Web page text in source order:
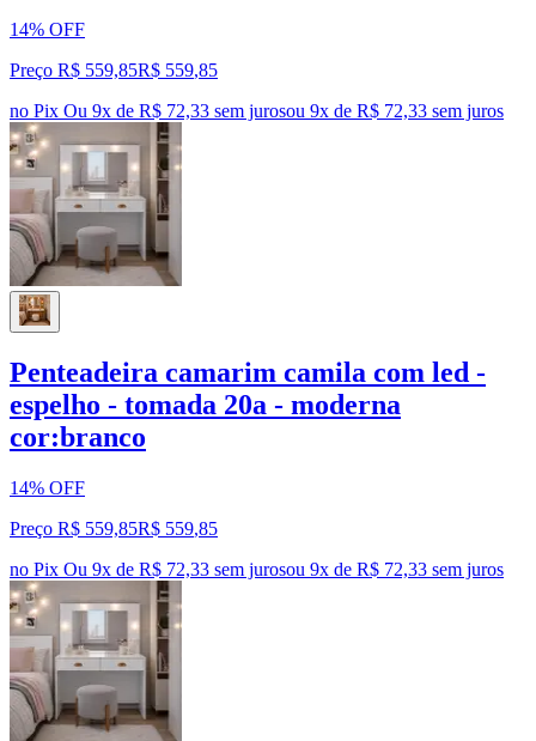
14% OFF
Preço R$ 559,85R$ 559,85
no Pix Ou 9x de R$ 72,33 sem jurosou 9x de R$ 72,33 sem juros
Penteadeira camarim camila com led -
espelho - tomada 20a - moderna
cor:branco
14% OFF
Preço R$ 559,85R$ 559,85
no Pix Ou 9x de R$ 72,33 sem jurosou 9x de R$ 72,33 sem juros